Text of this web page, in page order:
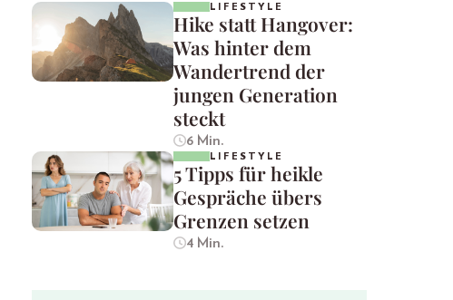
LIFESTYLE
Hike statt Hangover:
Was hinter dem
Wandertrend der
jungen Generation
steckt
6 Min.
LIFESTYLE
5 Tipps für heikle
Gespräche übers
Grenzen setzen
4 Min.